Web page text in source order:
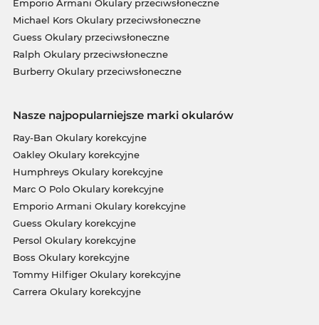
Emporio Armani Okulary przeciwsłoneczne
Michael Kors Okulary przeciwsłoneczne
Guess Okulary przeciwsłoneczne
Ralph Okulary przeciwsłoneczne
Burberry Okulary przeciwsłoneczne
Nasze najpopularniejsze marki okularów
Ray-Ban Okulary korekcyjne
Oakley Okulary korekcyjne
Humphreys Okulary korekcyjne
Marc O Polo Okulary korekcyjne
Emporio Armani Okulary korekcyjne
Guess Okulary korekcyjne
Persol Okulary korekcyjne
Boss Okulary korekcyjne
Tommy Hilfiger Okulary korekcyjne
Carrera Okulary korekcyjne